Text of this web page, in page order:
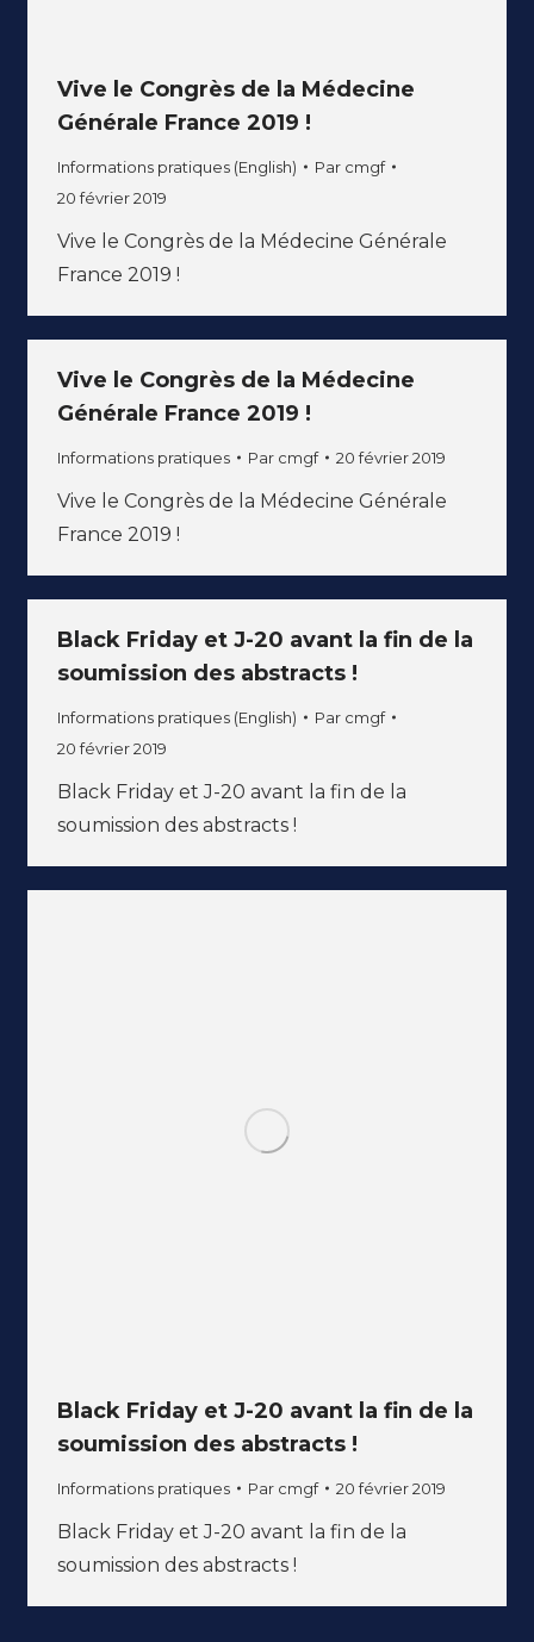
Vive le Congrès de la Médecine
Générale France 2019 !
Informations pratiques (English) Par cmgf
20 février 2019
Vive le Congrès de la Médecine Générale
France 2019 !
Vive le Congrès de la Médecine
Générale France 2019 !
Informations pratiques Par cmgf 20 février 2019
Vive le Congrès de la Médecine Générale
France 2019 !
Black Friday et J-20 avant la fin de la
soumission des abstracts !
Informations pratiques (English) Par cmgf
20 février 2019
Black Friday et J-20 avant la fin de la
soumission des abstracts !
Black Friday et J-20 avant la fin de la
soumission des abstracts !
Informations pratiques Par cmgf 20 février 2019
Black Friday et J-20 avant la fin de la
soumission des abstracts !